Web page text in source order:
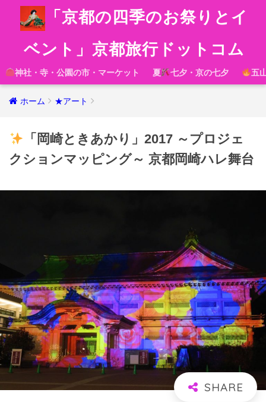
「京都の四季のお祭りとイ
ベント」京都旅行ドットコム
神社・寺・公園の市・マーケット 夏 七夕・京の七夕 五
ホーム ★アート
「岡崎ときあかり」2017 ～プロジェ
クションマッピング～ 京都岡崎ハレ舞台